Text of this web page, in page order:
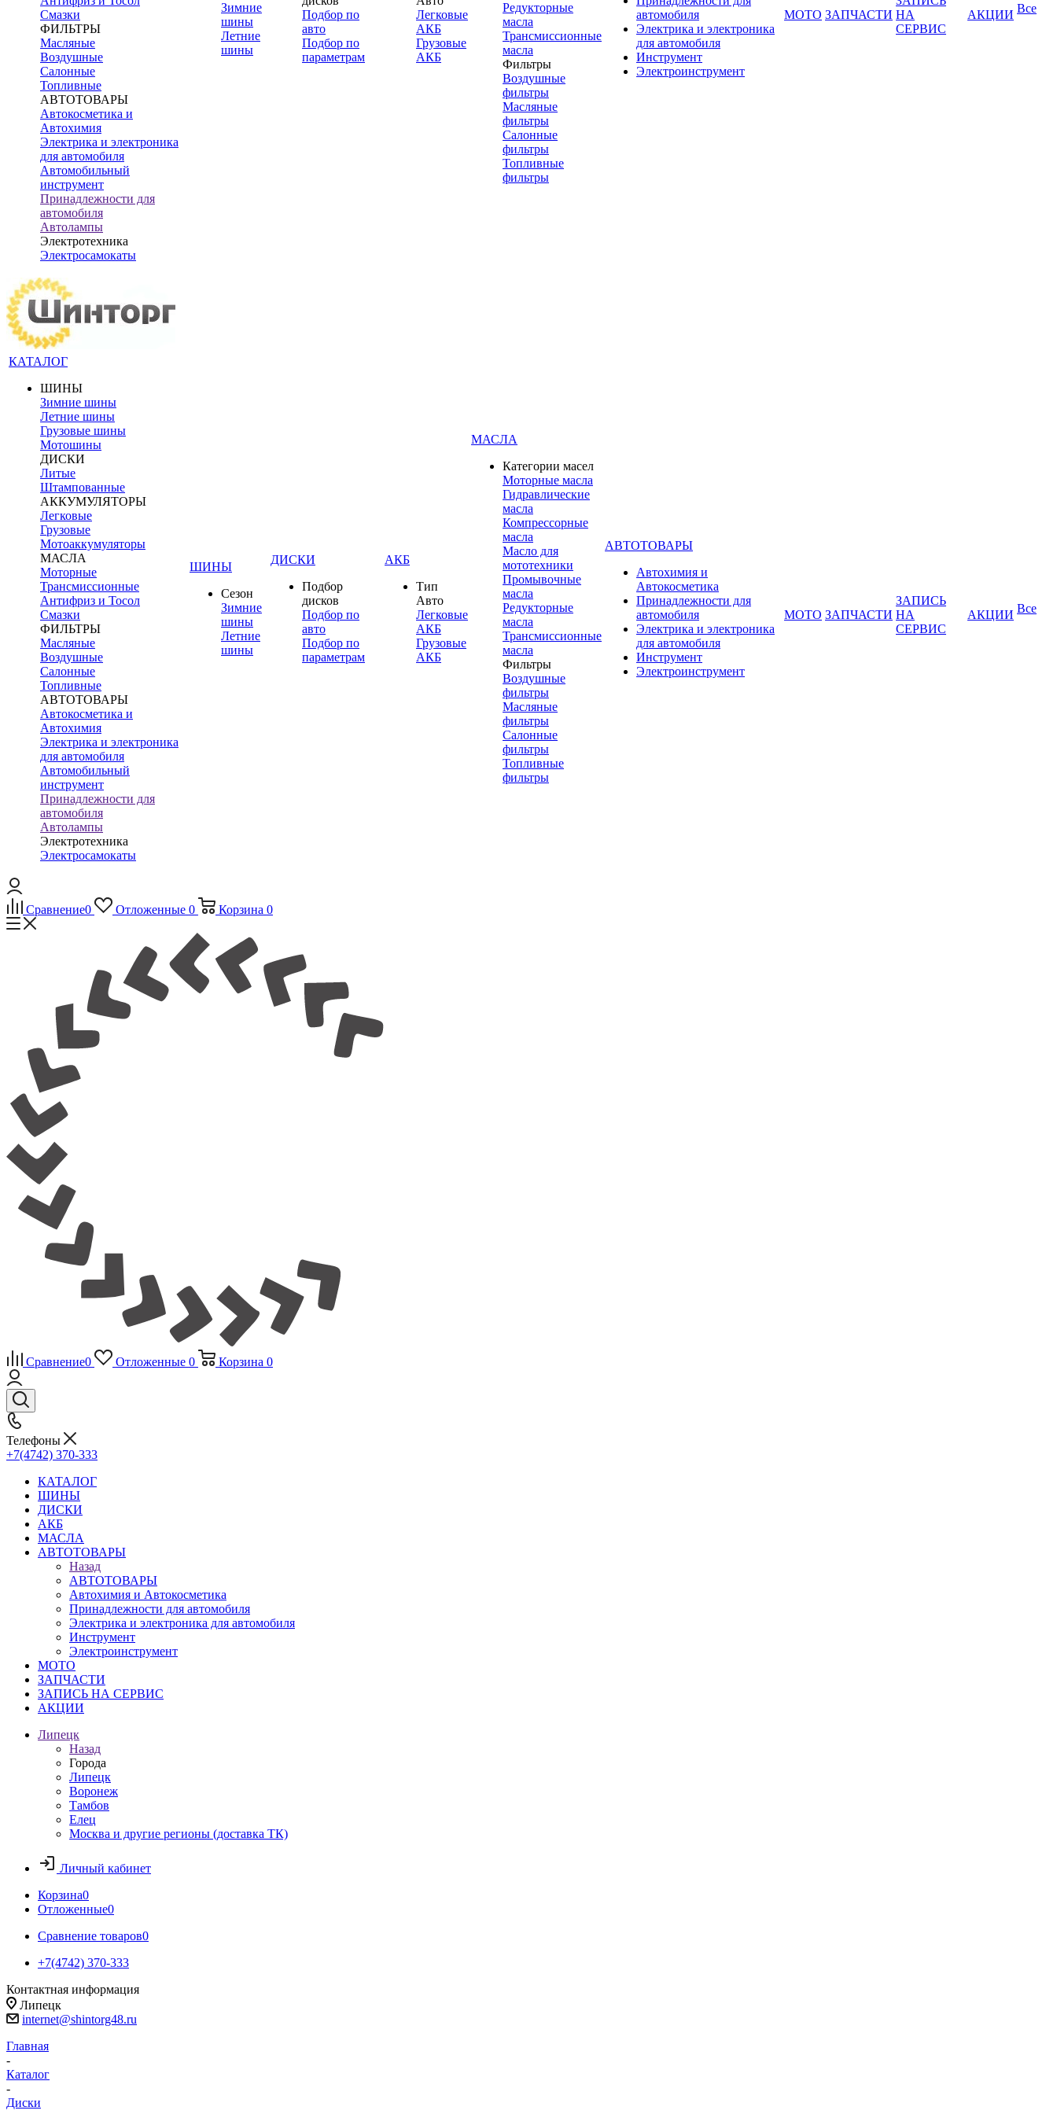
Смазки
ФИЛЬТРЫ
Масляные
Воздушные
Салонные
Топливные
АВТОТОВАРЫ
Автокосметика и
Автохимия
Электрика и электроника
для автомобиля
Автомобильный
инструмент
Принадлежности для
автомобиля
Автолампы
Электротехника
Электросамокаты
Зимние
шины
Летние
шины
Подбор по
авто
Подбор по
параметрам
Легковые
АКБ
Грузовые
АКБ
Редукторные
масла
Трансмиссионные
масла
Фильтры
Воздушные
фильтры
Масляные
фильтры
Салонные
фильтры
Топливные
фильтры
автомобиля
Электрика и электроника
для автомобиля
Инструмент
Электроинструмент
МОТО ЗАПЧАСТИ НА
СЕРВИС
АКЦИИ Все
КАТАЛОГ
ШИНЫ
Зимние шины
Летние шины
Грузовые шины
Мотошины
ДИСКИ
Литые
Штампованные
АККУМУЛЯТОРЫ
Легковые
Грузовые
Мотоаккумуляторы
МАСЛА
Моторные
Трансмиссионные
Антифриз и Тосол
Смазки
ФИЛЬТРЫ
Масляные
Воздушные
Салонные
Топливные
АВТОТОВАРЫ
Автокосметика и
Автохимия
Электрика и электроника
для автомобиля
Автомобильный
инструмент
Принадлежности для
автомобиля
Автолампы
Электротехника
Электросамокаты
ШИНЫ
Сезон
Зимние
шины
Летние
шины
ДИСКИ
Подбор
дисков
Подбор по
авто
Подбор по
параметрам
АКБ
Тип
Авто
Легковые
АКБ
Грузовые
АКБ
МАСЛА
Категории масел
Моторные масла
Гидравлические
масла
Компрессорные
масла
Масло для
мототехники
Промывочные
масла
Редукторные
масла
Трансмиссионные
масла
Фильтры
Воздушные
фильтры
Масляные
фильтры
Салонные
фильтры
Топливные
фильтры
АВТОТОВАРЫ
Автохимия и
Автокосметика
Принадлежности для
автомобиля
Электрика и электроника
для автомобиля
Инструмент
Электроинструмент
МОТО ЗАПЧАСТИ
ЗАПИСЬ
НА
СЕРВИС
АКЦИИ Все
Сравнение0 Отложенные 0 Корзина 0
Сравнение0 Отложенные 0 Корзина 0
Телефоны
+7(4742) 370-333
КАТАЛОГ
ШИНЫ
ДИСКИ
АКБ
МАСЛА
АВТОТОВАРЫ
Назад
АВТОТОВАРЫ
Автохимия и Автокосметика
Принадлежности для автомобиля
Электрика и электроника для автомобиля
Инструмент
Электроинструмент
МОТО
ЗАПЧАСТИ
ЗАПИСЬ НА СЕРВИС
АКЦИИ
Липецк
Назад
Города
Липецк
Воронеж
Тамбов
Елец
Москва и другие регионы (доставка ТК)
Личный кабинет
Корзина0
Отложенные0
Сравнение товаров0
+7(4742) 370-333
Контактная информация
Липецк
internet@shintorg48.ru
Главная
-
Каталог
-
Диски